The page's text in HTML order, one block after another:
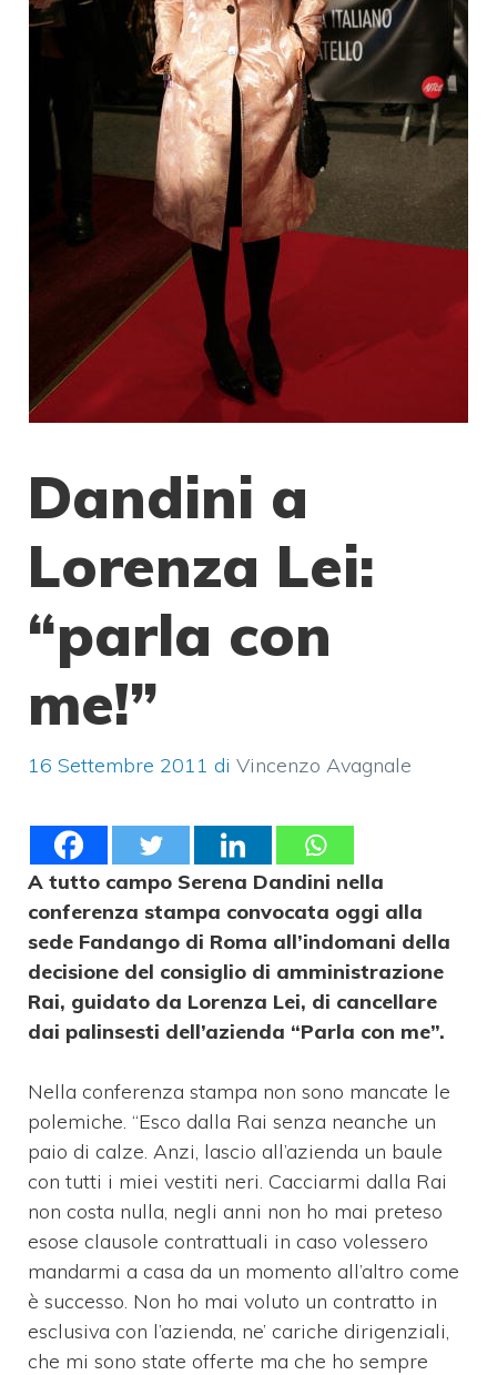
Dandini a
Lorenza Lei:
“parla con
me!”
16 Settembre 2011 di Vincenzo Avagnale
A tutto campo Serena Dandini nella
conferenza stampa convocata oggi alla
sede Fandango di Roma all’indomani della
decisione del consiglio di amministrazione
Rai, guidato da Lorenza Lei, di cancellare
dai palinsesti dell’azienda “Parla con me”.
Nella conferenza stampa non sono mancate le
polemiche. “Esco dalla Rai senza neanche un
paio di calze. Anzi, lascio all’azienda un baule
con tutti i miei vestiti neri. Cacciarmi dalla Rai
non costa nulla, negli anni non ho mai preteso
esose clausole contrattuali in caso volessero
mandarmi a casa da un momento all’altro come
è successo. Non ho mai voluto un contratto in
esclusiva con l’azienda, ne’ cariche dirigenziali,
che mi sono state offerte ma che ho sempre